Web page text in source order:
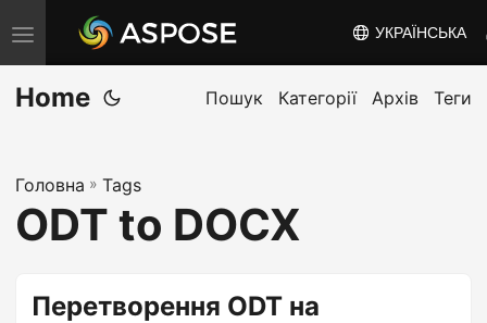
T
o
g
e
n
УКРАЇНСЬКА
Home Пошук Категорії Архів Теги
Головна » Tags
ODT to DOCX
Перетворення ODT на